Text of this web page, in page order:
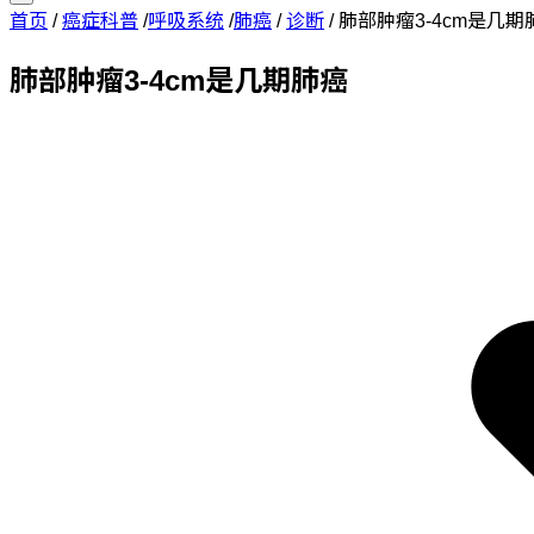
首页 /癌症科普/呼吸系统/肺癌/诊断/肺部肿瘤3-4cm是几期
肺部肿瘤3-4cm是几期肺癌